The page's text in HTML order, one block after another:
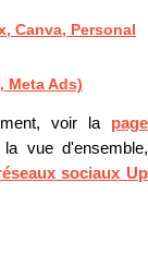
Canva, Personal
Meta Ads)
voir la page
vue d'ensemble,
sociaux Up